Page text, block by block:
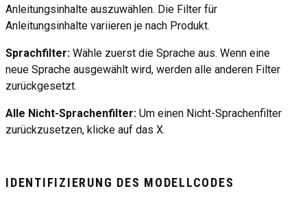
Anleitungsinhalte auszuwählen. Die Filter für
Anleitungsinhalte variieren je nach Produkt.
Sprachfilter: Wähle zuerst die Sprache aus. Wenn eine
neue Sprache ausgewählt wird, werden alle anderen Filter
zurückgesetzt.
Alle Nicht-Sprachenfilter: Um einen Nicht-Sprachenfilter
zurückzusetzen, klicke auf das X.
IDENTIFIZIERUNG DES MODELLCODES